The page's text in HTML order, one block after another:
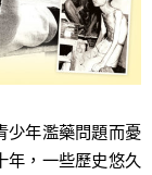
年濫藥問題而憂
，一些歷史悠久